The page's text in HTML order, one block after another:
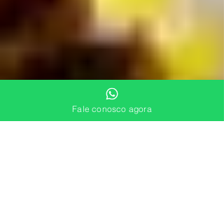
Fale conosco agora